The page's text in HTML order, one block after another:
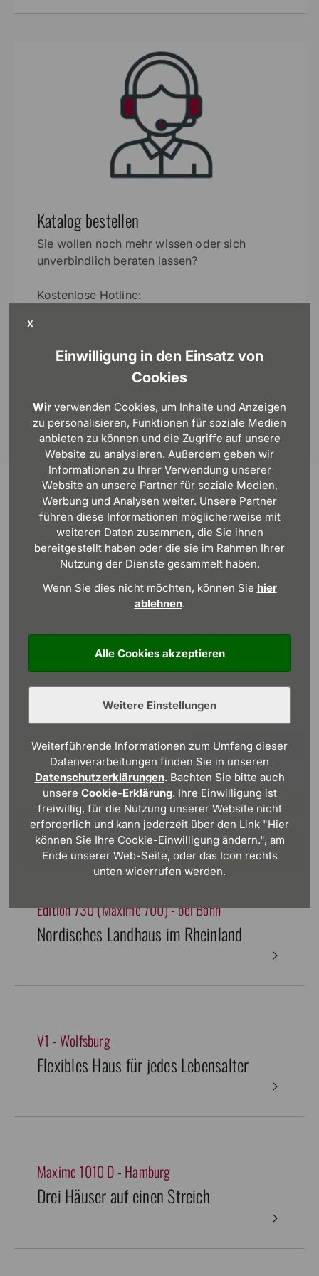
X
Einwilligung in den Einsatz von
Cookies
Wir verwenden Cookies, um Inhalte und Anzeigen
zu personalisieren, Funktionen für soziale Medien
anbieten zu können und die Zugriffe auf unsere
Website zu analysieren. Außerdem geben wir
Informationen zu Ihrer Verwendung unserer
Website an unsere Partner für soziale Medien,
Werbung und Analysen weiter. Unsere Partner
führen diese Informationen möglicherweise mit
weiteren Daten zusammen, die Sie ihnen
bereitgestellt haben oder die sie im Rahmen Ihrer
Nutzung der Dienste gesammelt haben.
Wenn Sie dies nicht möchten, können Sie hier
ablehnen.
Alle Cookies akzeptieren
Weitere Einstellungen
Weiterführende Informationen zum Umfang dieser
Datenverarbeitungen finden Sie in unseren
Datenschutzerklärungen. Bachten Sie bitte auch
unsere Cookie-Erklärung. Ihre Einwilligung ist
freiwillig, für die Nutzung unserer Website nicht
erforderlich und kann jederzeit über den Link "Hier
können Sie Ihre Cookie-Einwilligung ändern.", am
Ende unserer Web-Seite, oder das Icon rechts
unten widerrufen werden.
Katalog bestellen
Sie wollen noch mehr wissen oder sich
unverbindlich beraten lassen?
Kostenlose Hotline:
Kostenlosen Katalog bestellen
Homestories:
So wohnen unsere KundInnen jetzt
Inspiration gefällig? Streifen Sie in den Roomtour-
Videos mit unseren Viebrockhaus-BauherrInnen
durch wunderbare Häuser und erfahren Sie, wie
Sie am „lebenden Objekt“ entdecken, was den Bau
eines Massivhauses mit Viebrockhaus so besonders
macht – und sich Ideen für Ihr eigenes Traumhaus
abholen.
Edition 730 (Maxime 700) - bei Bonn
Nordisches Landhaus im Rheinland
V1 - Wolfsburg
Flexibles Haus für jedes Lebensalter